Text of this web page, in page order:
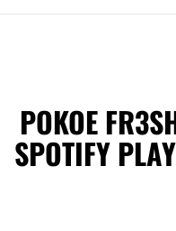
POKOE
SPOTIFY